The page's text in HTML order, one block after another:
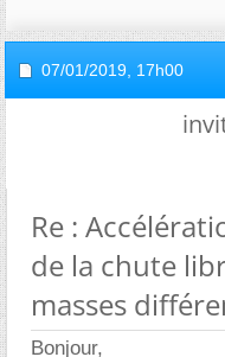
07/01/2019, 17h00
Re :
de la chute
masses
Bonjour,